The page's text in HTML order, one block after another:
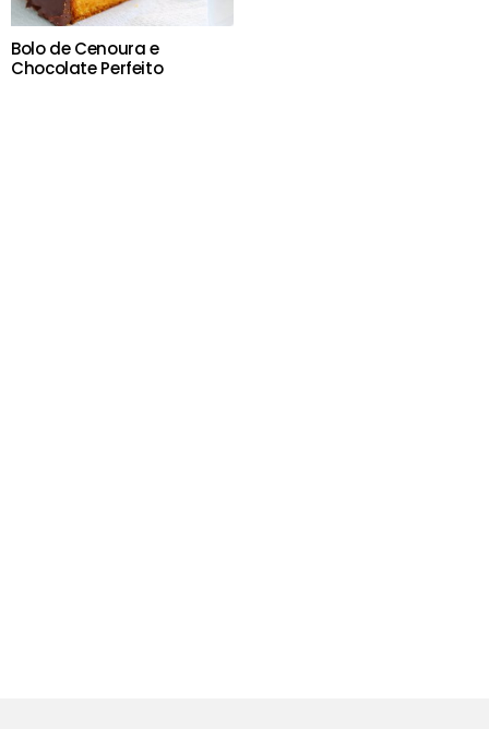
Bolo de Cenoura e
Chocolate Perfeito